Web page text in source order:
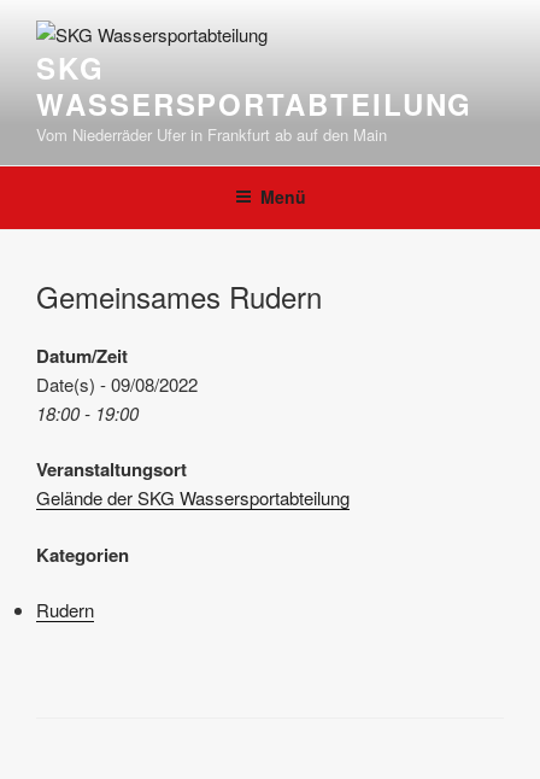
Inhalt
springenSKG
WASSERSPORTABTEILUNG
Vom Niederräder Ufer in Frankfurt ab auf den Main
Menü
Gemeinsames Rudern
Datum/Zeit
Date(s) - 09/08/2022
18:00 - 19:00
Veranstaltungsort
Gelände der SKG Wassersportabteilung
Kategorien
Rudern